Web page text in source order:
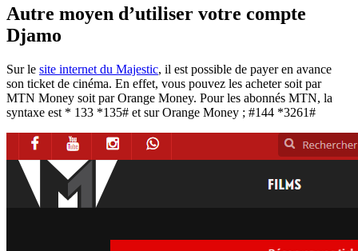
Autre moyen d’utiliser votre compte
Djamo
Sur le site internet du Majestic, il est possible de payer en avance
son ticket de cinéma. En effet, vous pouvez les acheter soit par
MTN Money soit par Orange Money. Pour les abonnés MTN, la
syntaxe est * 133 *135# et sur Orange Money ; #144 *3261#